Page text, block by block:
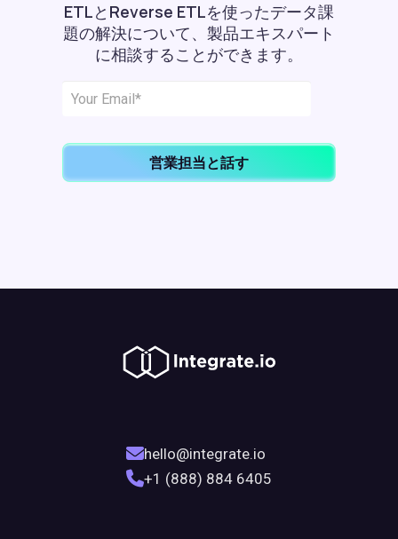
ETLとReverse ETLを使ったデータ課
題の解決について、製品エキスパート
に相談することができます。
営業担当と話す
hello@integrate.io
+1 (888) 884 6405